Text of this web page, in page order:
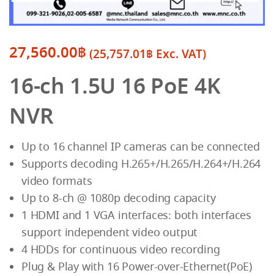
27,560.00฿ (25,757.01฿ Exc. VAT)
16-ch 1.5U 16 PoE 4K
NVR
Up to 16 channel IP cameras can be connected
Supports decoding H.265+/H.265/H.264+/H.264
video formats
Up to 8-ch @ 1080p decoding capacity
1 HDMI and 1 VGA interfaces: both interfaces
support independent video output
4 HDDs for continuous video recording
Plug & Play with 16 Power-over-Ethernet(PoE)